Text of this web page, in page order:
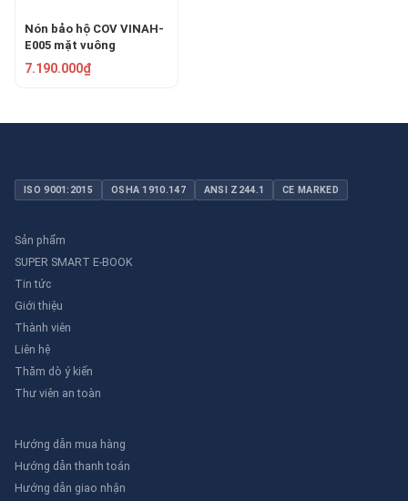
Nón bảo hộ COV VINAH-
E005 mặt vuông
7.190.000₫
ISO 9001:2015 OSHA 1910.147 ANSI Z244.1 CE MARKED
Sản phẩm
SUPER SMART E-BOOK
Tin tức
Giới thiệu
Thành viên
Liên hệ
Thăm dò ý kiến
Thư viên an toàn
Hướng dẫn mua hàng
Hướng dẫn thanh toán
Hướng dẫn giao nhận